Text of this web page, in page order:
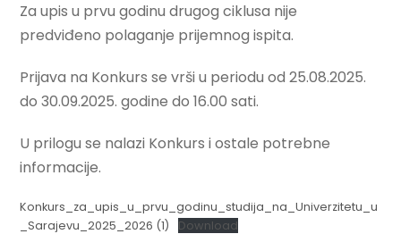
Za upis u prvu godinu drugog ciklusa nije
predviđeno polaganje prijemnog ispita.
Prijava na Konkurs se vrši u periodu od 25.08.2025.
do 30.09.2025. godine do 16.00 sati.
U prilogu se nalazi Konkurs i ostale potrebne
informacije.
Konkurs_za_upis_u_prvu_godinu_studija_na_Univerzitetu_u
_Sarajevu_2025_2026 (1)
Download